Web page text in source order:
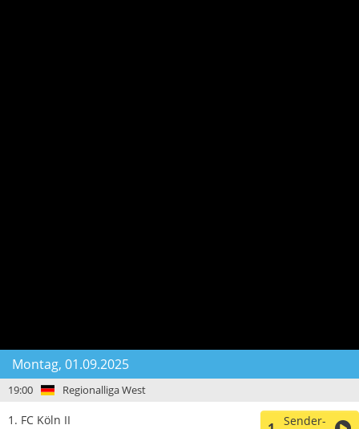
Montag, 01.09.2025
19:00 Regionalliga West
1. FC Köln II
Sender-